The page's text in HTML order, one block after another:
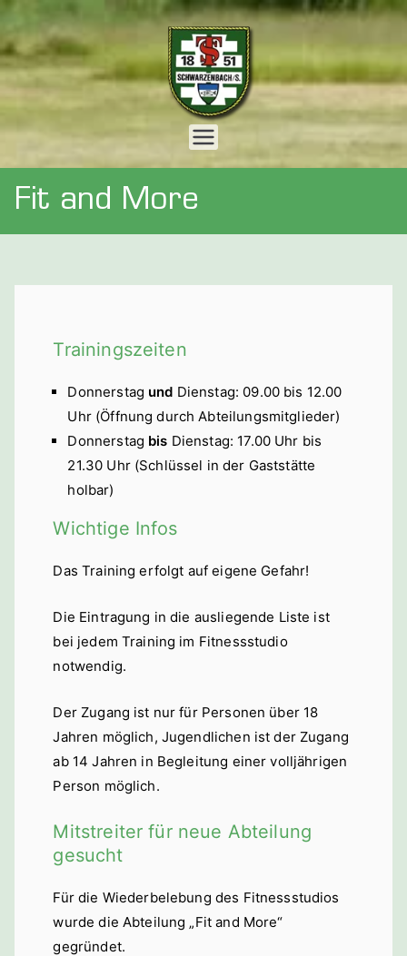
Zum
Inhalt
springen
Webseite
Turnersch
aft 1851 e.
Schwarzen
bach a. d.
Saale
Fit and More
Trainingszeiten
Donnerstag und Dienstag: 09.00 bis 12.00
Uhr (Öffnung durch Abteilungsmitglieder)
Donnerstag bis Dienstag: 17.00 Uhr bis
21.30 Uhr (Schlüssel in der Gaststätte
holbar)
Wichtige Infos
Das Training erfolgt auf eigene Gefahr!
Die Eintragung in die ausliegende Liste ist
bei jedem Training im Fitnessstudio
notwendig.
Der Zugang ist nur für Personen über 18
Jahren möglich, Jugendlichen ist der Zugang
ab 14 Jahren in Begleitung einer volljährigen
Person möglich.
Mitstreiter für neue Abteilung
gesucht
Für die Wiederbelebung des Fitnessstudios
wurde die Abteilung „Fit and More“
gegründet.